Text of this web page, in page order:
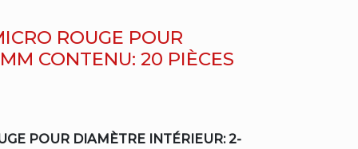
ROUGE POUR
CONTENU: 20 PIÈCES
POUR DIAMÈTRE INTÉRIEUR: 2-